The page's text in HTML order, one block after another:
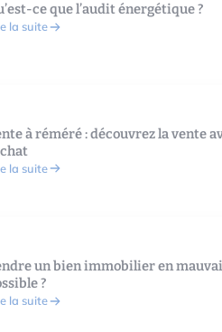
ce que l’audit énergétique ?
la suite
à réméré : découvrez la vente
la suite
un bien immobilier en
?
la suite